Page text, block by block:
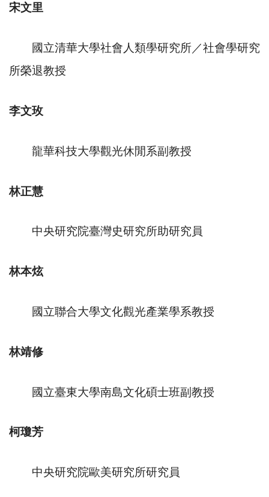
宋文里
國立清華大學社會人類學研究所／社會學研究
所榮退教授
李文玫
龍華科技大學觀光休閒系副教授
林正慧
中央研究院臺灣史研究所助研究員
林本炫
國立聯合大學文化觀光產業學系教授
林靖修
國立臺東大學南島文化碩士班副教授
柯瓊芳
中央研究院歐美研究所研究員